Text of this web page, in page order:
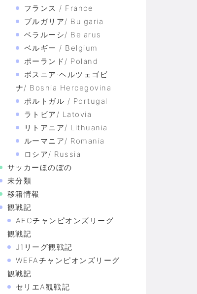
フランス / France
ブルガリア/ Bulgaria
ベラルーシ/ Belarus
ベルギー / Belgium
ポーランド/ Poland
ボスニア·ヘルツェゴビ
ナ/ Bosnia Hercegovina
ポルトガル / Portugal
ラトビア/ Latovia
リトアニア/ Lithuania
ルーマニア/ Romania
ロシア/ Russia
サッカーほのぼの
未分類
移籍情報
観戦記
AFCチャンピオンズリーグ
観戦記
J1リーグ観戦記
WEFAチャンピオンズリーグ
観戦記
セリエA観戦記